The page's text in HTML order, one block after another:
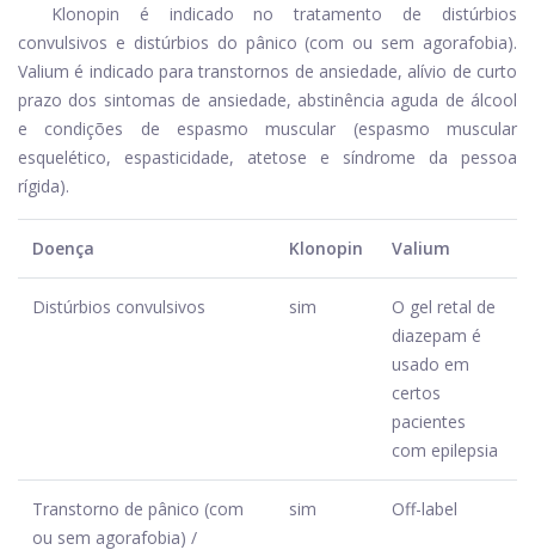
Klonopin é indicado no tratamento de distúrbios
convulsivos e distúrbios do pânico (com ou sem agorafobia).
Valium é indicado para transtornos de ansiedade, alívio de curto
prazo dos sintomas de ansiedade, abstinência aguda de álcool
e condições de espasmo muscular (espasmo muscular
esquelético, espasticidade, atetose e síndrome da pessoa
rígida).
Doença Klonopin Valium
Distúrbios convulsivos sim
O gel retal de
diazepam é
usado em
certos
pacientes
com epilepsia
Transtorno de pânico (com
ou sem agorafobia) /
sim Off-label